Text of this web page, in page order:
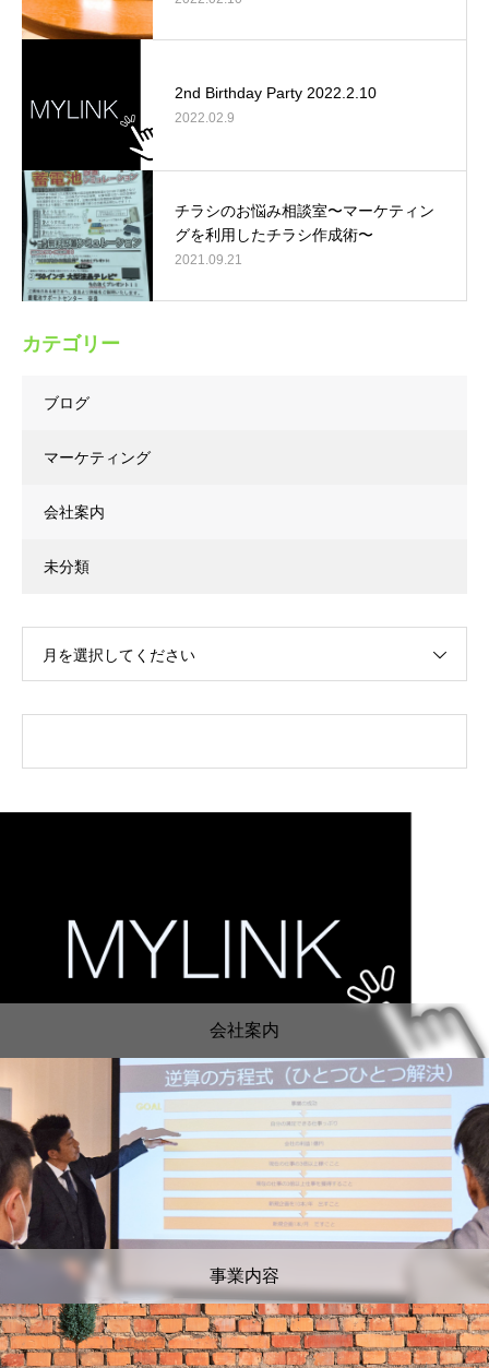
2nd Birthday Party 2022.2.10
2022.02.9
チラシのお悩み相談室〜マーケティン
グを利用したチラシ作成術〜
2021.09.21
カテゴリー
ブログ
マーケティング
会社案内
未分類
月を選択してください
会社案内
事業内容